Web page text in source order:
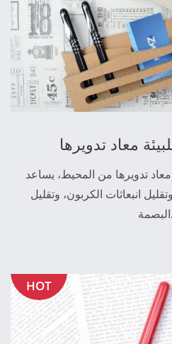
معاد تدويرها
تدويرها من المحيط، يساعد
انبعاثات الكربون، وتقليل
HOT